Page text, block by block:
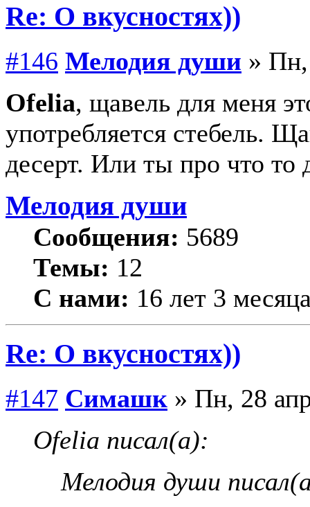
Re: О вкусностях))
#146 Мелодия души » Пн,
Ofelia, щавель для меня
употребляется стебель.
десерт. Или ты про что то
Мелодия души
Сообщения: 5689
Темы: 12
С нами: 16 лет 3
Re: О вкусностях))
#147 Симашк » Пн, 28
Ofelia писал(а):
Мелодия души